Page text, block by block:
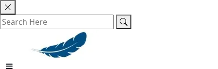
Skip
to
content